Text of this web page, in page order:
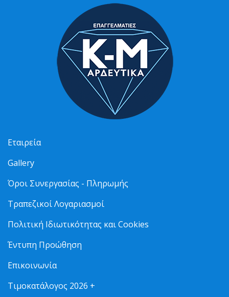
Εταιρεία
Gallery
Όροι Συνεργασίας - Πληρωμής
Τραπεζικοί Λογαριασμοί
Πολιτική Ιδιωτικότητας και Cookies
Έντυπη Προώθηση
Επικοινωνία
Τιμοκατάλογος 2026 +